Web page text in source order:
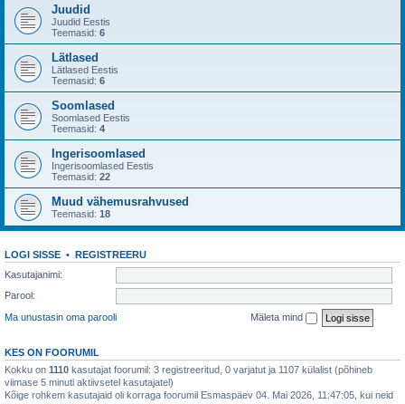
Juudid
Juudid Eestis
Teemasid: 6
Lätlased
Lätlased Eestis
Teemasid: 6
Soomlased
Soomlased Eestis
Teemasid: 4
Ingerisoomlased
Ingerisoomlased Eestis
Teemasid: 22
Muud vähemusrahvused
Teemasid: 18
LOGI SISSE • REGISTREERU
Kasutajanimi:
Parool:
Ma unustasin oma parooli
Mäleta mind
KES ON FOORUMIL
Kokku on 1110 kasutajat foorumil: 3 registreeritud, 0 varjatut ja 1107 külalist (põhineb
viimase 5 minuti aktiivsetel kasutajatel)
Kõige rohkem kasutajaid oli korraga foorumil Esmaspäev 04. Mai 2026, 11:47:05, kui neid